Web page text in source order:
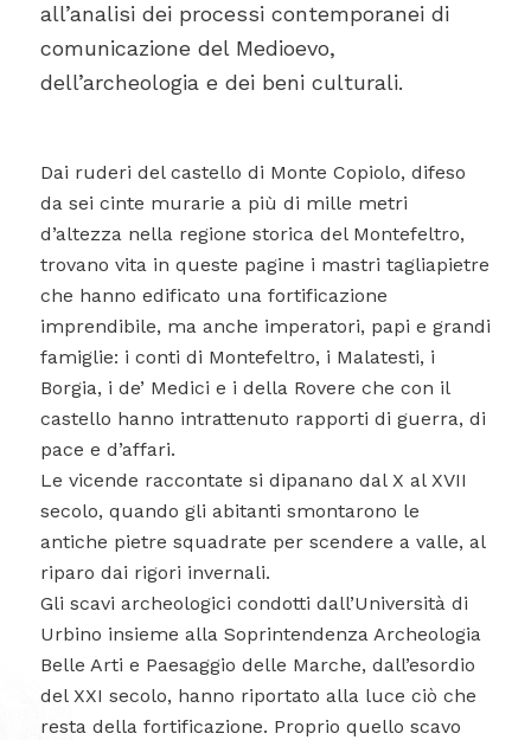
all’analisi dei processi contemporanei di
comunicazione del Medioevo,
dell’archeologia e dei beni culturali.
Dai ruderi del castello di Monte Copiolo, difeso
da sei cinte murarie a più di mille metri
d’altezza nella regione storica del Montefeltro,
trovano vita in queste pagine i mastri tagliapietre
che hanno edificato una fortificazione
imprendibile, ma anche imperatori, papi e grandi
famiglie: i conti di Montefeltro, i Malatesti, i
Borgia, i de’ Medici e i della Rovere che con il
castello hanno intrattenuto rapporti di guerra, di
pace e d’affari.
Le vicende raccontate si dipanano dal X al XVII
secolo, quando gli abitanti smontarono le
antiche pietre squadrate per scendere a valle, al
riparo dai rigori invernali.
Gli scavi archeologici condotti dall’Università di
Urbino insieme alla Soprintendenza Archeologia
Belle Arti e Paesaggio delle Marche, dall’esordio
del XXI secolo, hanno riportato alla luce ciò che
resta della fortificazione. Proprio quello scavo